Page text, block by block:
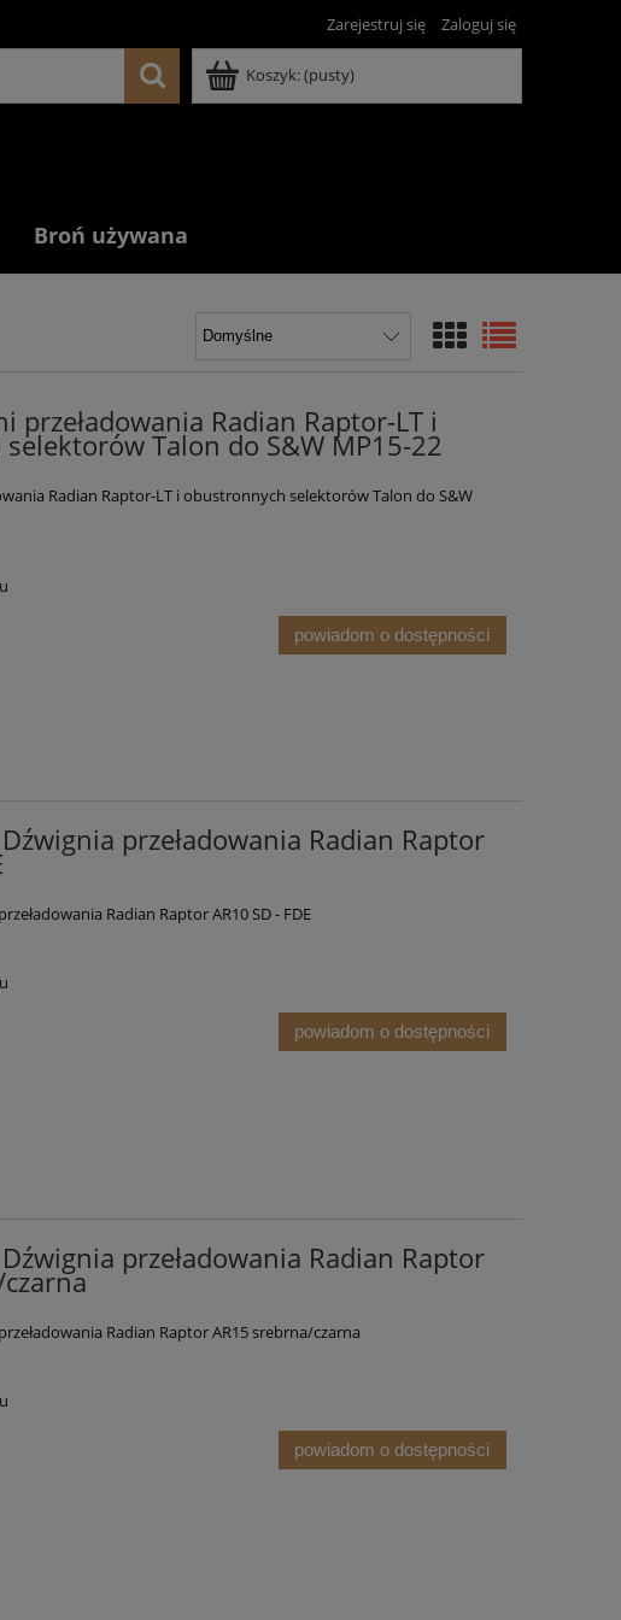
Zarejestruj się Zaloguj się
Koszyk:(pusty)
Broń używana
przeładowania Radian Raptor-LT i
Talon do S&W MP15-22
Radian Raptor-LT i obustronnych selektorów Talon do S&W
powiadom o dostępności
przeładowania Radian Raptor
Radian Raptor AR10 SD - FDE
powiadom o dostępności
przeładowania Radian Raptor
Radian Raptor AR15 srebrna/czarna
powiadom o dostępności